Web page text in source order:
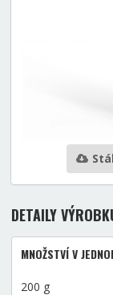
DETAILY
MNOŽSTVÍ V
200 g